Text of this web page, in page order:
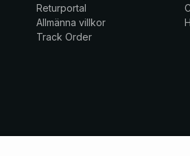
Returportal
Allmänna villkor
Track Order